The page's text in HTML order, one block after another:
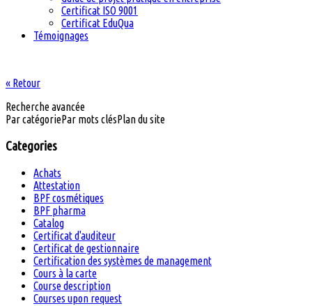
Certificat ISO 9001
Certificat EduQua
Témoignages
« Retour
Recherche avancée
Par catégoriePar mots clésPlan du site
Categories
Achats
Attestation
BPF cosmétiques
BPF pharma
Catalog
Certificat d'auditeur
Certificat de gestionnaire
Certification des systèmes de management
Cours à la carte
Course description
Courses upon request